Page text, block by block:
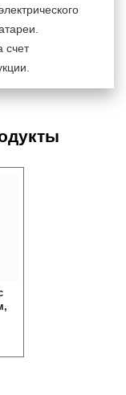
счет